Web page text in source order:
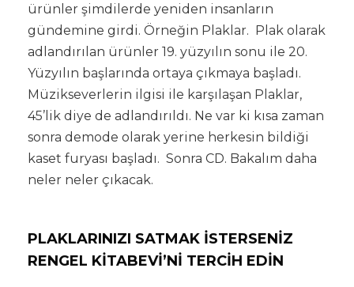
ürünler şimdilerde yeniden insanların
gündemine girdi. Örneğin Plaklar. Plak olarak
adlandırılan ürünler 19. yüzyılın sonu ile 20.
Yüzyılın başlarında ortaya çıkmaya başladı.
Müzikseverlerin ilgisi ile karşılaşan Plaklar,
45’lik diye de adlandırıldı. Ne var ki kısa zaman
sonra demode olarak yerine herkesin bildiği
kaset furyası başladı. Sonra CD. Bakalım daha
neler neler çıkacak.
PLAKLARINIZI SATMAK İSTERSENİZ
RENGEL KİTABEVİ’Nİ TERCİH EDİN